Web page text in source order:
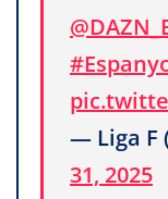
— Liga F
31, 2025